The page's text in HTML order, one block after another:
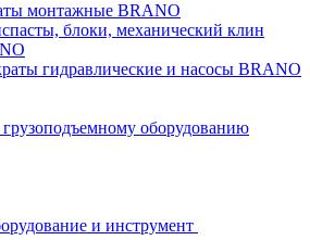
монтажные BRANO
блоки, механический клин
гидравлические и насосы BRANO
грузоподъемному оборудованию
и инструмент